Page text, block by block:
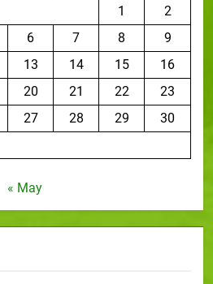
1
2
6 7 8
9
13 14 15
16
20 21 22
23
27 28 29
30
« May